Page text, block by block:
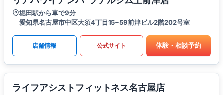
堀田駅から車で9分
愛知県名古屋市中区大須4丁目15−59前津ビル2階202号室
店舗情報 公式サイト 体験・相談予約
ライフアシストフィットネス名古屋店